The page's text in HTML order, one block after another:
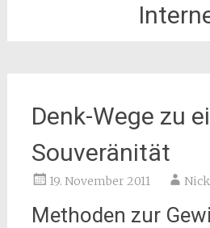
Denk-Wege zu
Souveränität
19. November 2011
Methoden zur